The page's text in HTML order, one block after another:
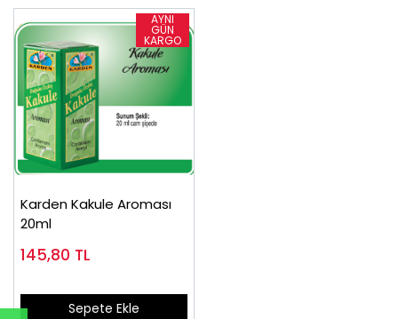
Karden Kakule Aroması
20ml
145,80 TL
Sepete Ekle